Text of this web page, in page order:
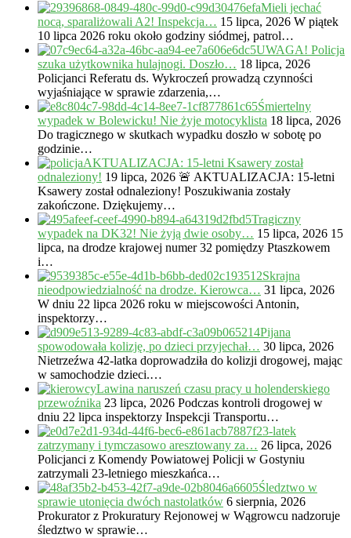
Mieli jechać
nocą, sparaliżowali A2! Inspekcja… 15 lipca, 2026 W piątek
10 lipca 2026 roku około godziny siódmej, patrol…
UWAGA! Policja
szuka użytkownika hulajnogi. Doszło… 18 lipca, 2026
Policjanci Referatu ds. Wykroczeń prowadzą czynności
wyjaśniające w sprawie zdarzenia,…
Śmiertelny
wypadek w Bolewicku! Nie żyje motocyklista 18 lipca, 2026
Do tragicznego w skutkach wypadku doszło w sobotę po
godzinie…
AKTUALIZACJA: 15-letni Ksawery został
odnaleziony! 19 lipca, 2026 🚨 AKTUALIZACJA: 15-letni
Ksawery został odnaleziony! Poszukiwania zostały
zakończone. Dziękujemy…
Tragiczny
wypadek na DK32! Nie żyją dwie osoby… 15 lipca, 2026 15
lipca, na drodze krajowej numer 32 pomiędzy Ptaszkowem
i…
Skrajna
nieodpowiedzialność na drodze. Kierowca… 31 lipca, 2026
W dniu 22 lipca 2026 roku w miejscowości Antonin,
inspektorzy…
Pijana
spowodowała kolizję, po dzieci przyjechał… 30 lipca, 2026
Nietrzeźwa 42-latka doprowadziła do kolizji drogowej, mając
w samochodzie dzieci.…
Lawina naruszeń czasu pracy u holenderskiego
przewoźnika 23 lipca, 2026 Podczas kontroli drogowej w
dniu 22 lipca inspektorzy Inspekcji Transportu…
23-latek
zatrzymany i tymczasowo aresztowany za… 26 lipca, 2026
Policjanci z Komendy Powiatowej Policji w Gostyniu
zatrzymali 23-letniego mieszkańca…
Śledztwo w
sprawie utonięcia dwóch nastolatków 6 sierpnia, 2026
Prokurator z Prokuratury Rejonowej w Wągrowcu nadzoruje
śledztwo w sprawie…